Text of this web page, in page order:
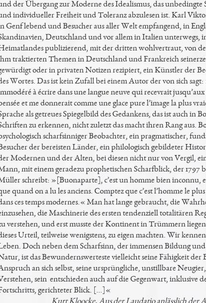
der Übergang zur Moderne des Idealismus, das unbedingte
individueller Freiheit und Toleranz abzulesen ist. Karl
Genf lebend und Besucher aus aller Welt empfangend, in
Deutschland und vor allem in Italien unterwegs,
publizierend, mit der dritten wohlvertraut, von
traktierten Themen in Deutschland und Frankreich
oder in privaten Notizen rezipiert, ein Künstler der
Wortes. Das ist kein Zufall bei einem Autor der von sich
à écrire dans une langue neuve qui recevrait
et me donnerait comme une glace pure l’image la plus
als getreues Spiegelbild des Gedankens, das ist auch in
zu erkennen, nicht zuletzt das macht ihren Rang aus.
scharfsinniger Beobachter, ein pragmatischer,
der bereisten Länder, ein philologisch gebildeter
Modernen und der Alten, bei diesen nicht nur von Vergil,
mit einem geradezu prophetischen Scharfblick, der 1797
schreibt: »[Buonaparte], c’est un homme bien inconnu,
quand on a lu les anciens. Comptez que c’est l’homme le
ces temps modernes.« Man hat lange gebraucht, die
die Maschinerie des ersten tendenziell totalitären
verstehen, und erst musste der Kontinent in Trümmern
Urteil, teilweise wenigstens, zu eigen machten. Wir
Doch neben dem Scharfsinn, der immensen Bildung und
ist das Bewundernswerteste vielleicht seine Fähigkeit der
an sich selbst, seine ursprüngliche, unstillbare
sein entschieden auch auf die Gegenwart, inklusive
gerichteter Blick. […]«